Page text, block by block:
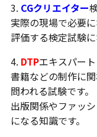
3. CGクリエイター
実際の現場で必要
評価する検定試験に
4. DTPエキスパート
書籍などの制作に
問われる試験です。
出版関係やファッ
になる知識です。